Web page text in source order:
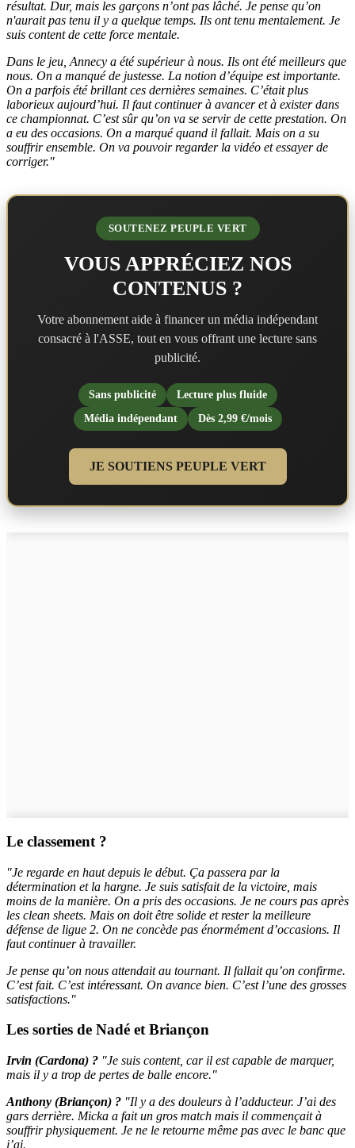
résultat. Dur, mais les garçons n’ont pas lâché. Je pense qu’on
n'aurait pas tenu il y a quelque temps. Ils ont tenu mentalement. Je
suis content de cette force mentale.
Dans le jeu, Annecy a été supérieur à nous. Ils ont été meilleurs que
nous. On a manqué de justesse. La notion d’équipe est importante.
On a parfois été brillant ces dernières semaines. C’était plus
laborieux aujourd’hui. Il faut continuer à avancer et à exister dans
ce championnat. C’est sûr qu’on va se servir de cette prestation. On
a eu des occasions. On a marqué quand il fallait. Mais on a su
souffrir ensemble. On va pouvoir regarder la vidéo et essayer de
corriger."
SOUTENEZ PEUPLE VERT
VOUS APPRÉCIEZ NOS
CONTENUS ?
Votre abonnement aide à financer un média indépendant
consacré à l'ASSE, tout en vous offrant une lecture sans
publicité.
Sans publicité
Lecture plus fluide
Média indépendant
Dès 2,99 €/mois
JE SOUTIENS PEUPLE VERT
Le classement ?
"Je regarde en haut depuis le début. Ça passera par la
détermination et la hargne. Je suis satisfait de la victoire, mais
moins de la manière. On a pris des occasions. Je ne cours pas après
les clean sheets. Mais on doit être solide et rester la meilleure
défense de ligue 2. On ne concède pas énormément d’occasions. Il
faut continuer à travailler.
Je pense qu’on nous attendait au tournant. Il fallait qu’on confirme.
C’est fait. C’est intéressant. On avance bien. C’est l’une des grosses
satisfactions."
Les sorties de Nadé et Briançon
Irvin (Cardona) ? "Je suis content, car il est capable de marquer,
mais il y a trop de pertes de balle encore."
Anthony (Briançon) ? "Il y a des douleurs à l’adducteur. J’ai des
gars derrière. Micka a fait un gros match mais il commençait à
souffrir physiquement. Je ne le retourne même pas avec le banc que
j’ai.